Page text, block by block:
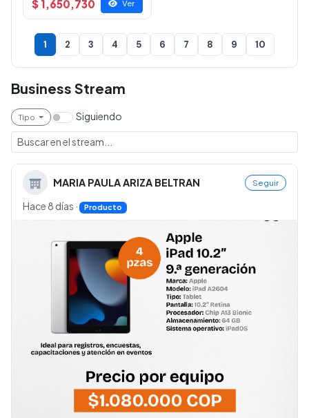
$ 1,650,730 Ver
1 2 3 4 5 6 7 8 9 10
Business Stream
Tipo Siguiendo
MARIA PAULA ARIZA BELTRAN Seguir
Hace 8 días · Producto